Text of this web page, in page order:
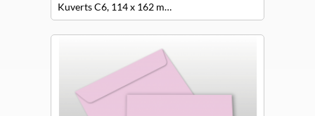
Kuverts C6, 114 x 162 mm, Farbe gold glänzend